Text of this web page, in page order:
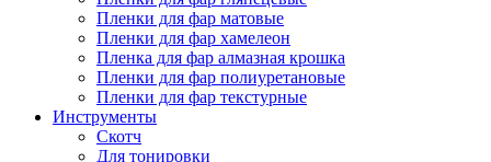
Пленки для фар матовые
Пленки для фар хамелеон
Пленка для фар алмазная крошка
Пленки для фар полиуретановые
Пленки для фар текстурные
Инструменты
Скотч
Для тонировки